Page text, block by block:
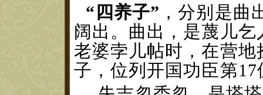
“四养子” ，分别是曲
阔出。曲出，是蔑儿
老婆孛儿帖时，在营
子，位列开国功臣第17